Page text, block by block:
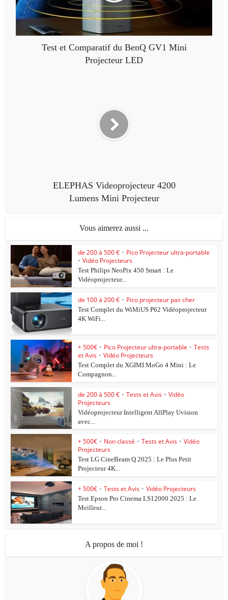
Test et Comparatif du BenQ GV1 Mini
Projecteur LED
ELEPHAS Videoprojecteur 4200
Lumens Mini Projecteur
Vous aimerez aussi ...
de 200 à 500 € • Pico Projecteur ultra-portable
• Vidéo Projecteurs
Test Philips NeoPix 450 Smart : Le
Vidéoprojecteur...
de 100 à 200 € • Pico projecteur pas cher
Test Complet du WiMiUS P62 Vidéoprojecteur
4K WiFi...
+ 500€ • Pico Projecteur ultra-portable • Tests
et Avis • Vidéo Projecteurs
Test Complet du XGIMI MoGo 4 Mini : Le
Compagnon...
de 200 à 500 € • Tests et Avis • Vidéo
Projecteurs
Vidéoprojecteur Intelligent AllPlay Uvision
avec...
+ 500€ • Non classé • Tests et Avis • Vidéo
Projecteurs
Test LG CineBeam Q 2025 : Le Plus Petit
Projecteur 4K...
+ 500€ • Tests et Avis • Vidéo Projecteurs
Test Epson Pro Cinema LS12000 2025 : Le
Meilleur...
A propos de moi !